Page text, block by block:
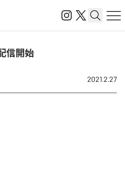
信開始
2021.2.27